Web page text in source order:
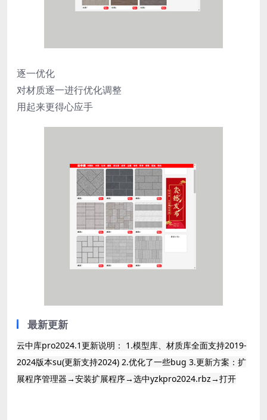
逐一优化
对材质逐一进行优化调整
用起来更得心应手
最新更新
云中库pro2024.1更新说明： 1.模型库、材质库全面支持2019-
2024版本su(更新支持2024) 2.优化了一些bug 3.更新方案：扩
展程序管理器→安装扩展程序→选中yzkpro2024.rbz→打开